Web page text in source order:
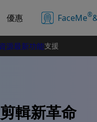
優惠 FaceMe®
源最新功能支援
輯新革命